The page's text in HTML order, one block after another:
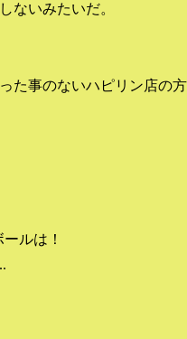
ないみたいだ。
た事のないハピリン店の
ルは！